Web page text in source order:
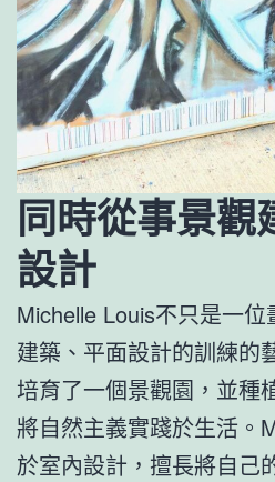
同時從事景觀
設計
Michelle Louis不只是一
建築、平面設計的訓練的
培育了一個景觀園，並種
將自然主義實踐於生活。
於室內設計，擅長將自己